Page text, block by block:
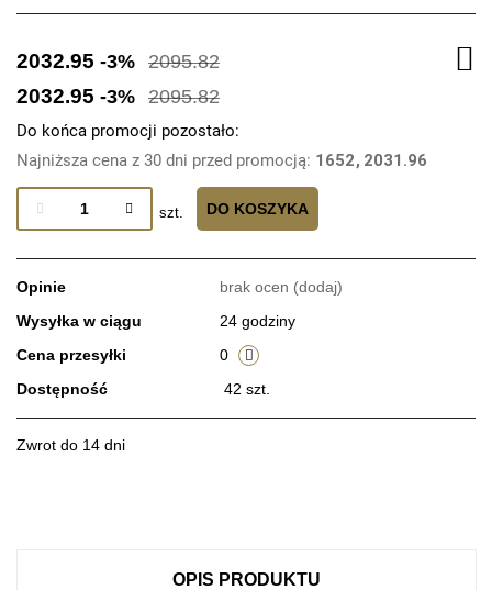
2032.95 -3% 2095.82
2032.95 -3% 2095.82
Do końca promocji pozostało:
Najniższa cena z 30 dni przed promocją: 1652 2031.96
szt. DO KOSZYKA
Opinie brak ocen (dodaj)
Wysyłka w ciągu
24 godziny
Cena przesyłki
0
Dostępność
42 szt.
Zwrot do 14 dni
OPIS PRODUKTU